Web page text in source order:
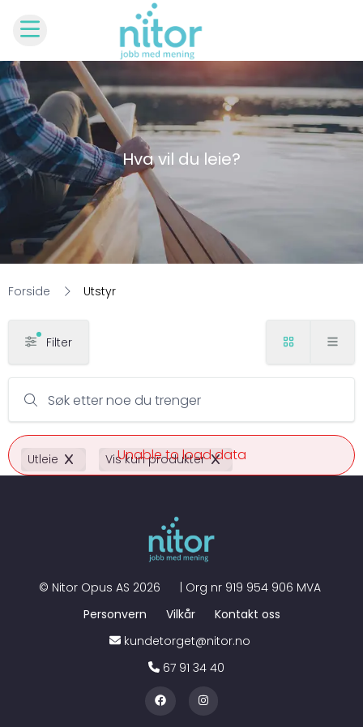
Hva vil du leie?
Forside Utstyr
Filter
Søk etter noe du trenger
Utleie Vis kun produkter
Unable to load data
© Nitor Opus AS 2026 | Org nr 919 954 906 MVA
Personvern
Vilkår
Kontakt oss
kundetorget@nitor.no
67 91 34 40